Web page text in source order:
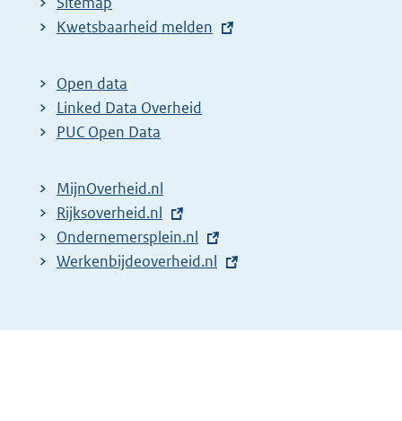
E
t
e
r
l
i
n
k
Kwetsbaarheid melden
Open data
Linked Data Overheid
PUC Open Data
MijnOverheid.nl
E
x
t
n
Rijksoverheid.nl
E
x
r
Ondernemersplein.nl
E
e
Werkenbijdeoverheid.nl